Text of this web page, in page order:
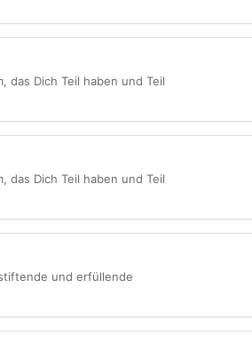
das Dich Teil haben und Teil
das Dich Teil haben und Teil
und erfüllende